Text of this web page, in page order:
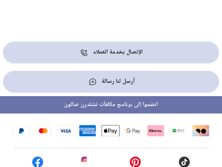
الإتصال بخدمة العملاء
أرسل لنا رسالة
انضموا إلى برنامج مكافآت تشلدرن صالون